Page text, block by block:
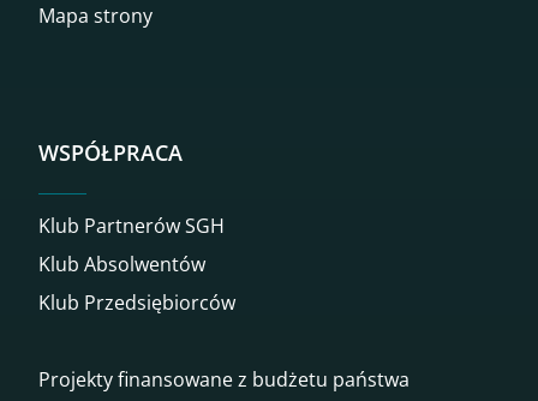
Mapa strony
WSPÓŁPRACA
Klub Partnerów SGH
Klub Absolwentów
Klub Przedsiębiorców
Projekty finansowane z budżetu państwa